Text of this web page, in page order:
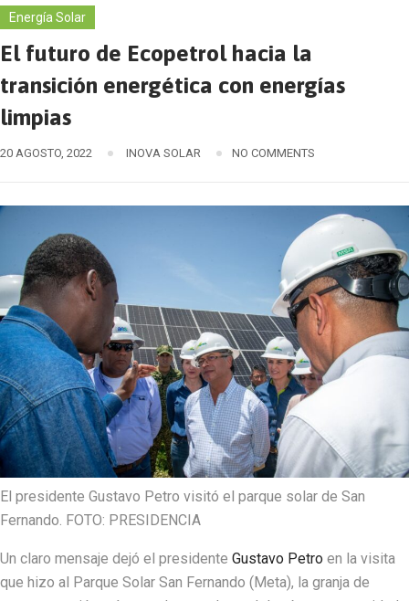
Energía Solar
El futuro de Ecopetrol hacia la
transición energética con energías
limpias
20 AGOSTO, 2022 INOVA SOLAR NO COMMENTS
El presidente Gustavo Petro visitó el parque solar de San
Fernando. FOTO: PRESIDENCIA
Un claro mensaje dejó el presidente Gustavo Petro en la visita
que hizo al Parque Solar San Fernando (Meta), la granja de